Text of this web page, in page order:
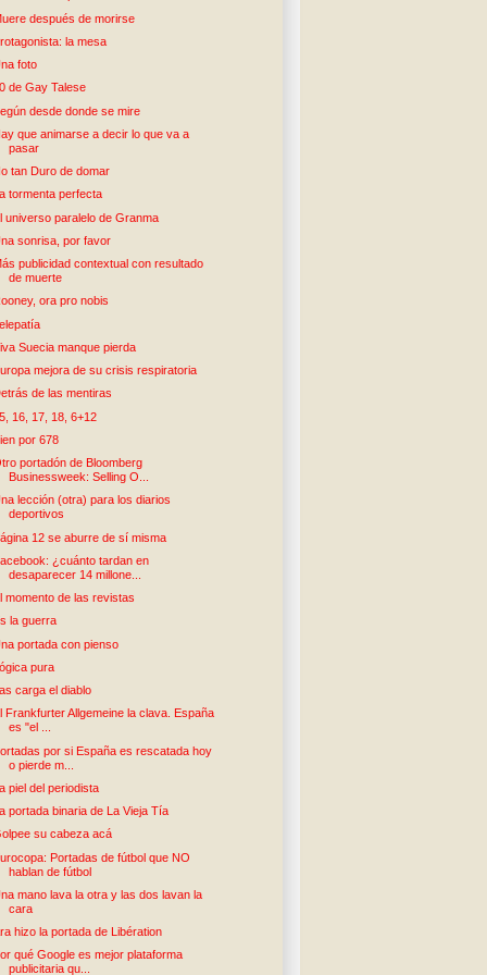
después de morirse
la mesa
foto
de Gay Talese
desde donde se mire
que animarse a decir lo que va a
pasar
tan Duro de domar
La tormenta perfecta
universo paralelo de Granma
sonrisa, por favor
publicidad contextual con resultado
de muerte
ora pro nobis
Suecia manque pierda
mejora de su crisis respiratoria
de las mentiras
16, 17, 18, 6+12
por 678
portadón de Bloomberg
Businessweek: Selling O...
lección (otra) para los diarios
deportivos
12 se aburre de sí misma
¿cuánto tardan en
desaparecer 14 millone...
momento de las revistas
la guerra
portada con pienso
pura
carga el diablo
Frankfurter Allgemeine la clava. España
es "el ...
por si España es rescatada hoy
o pierde m...
piel del periodista
portada binaria de La Vieja Tía
su cabeza acá
Portadas de fútbol que NO
hablan de fútbol
mano lava la otra y las dos lavan la
cara
hizo la portada de Libération
qué Google es mejor plataforma
publicitaria qu...